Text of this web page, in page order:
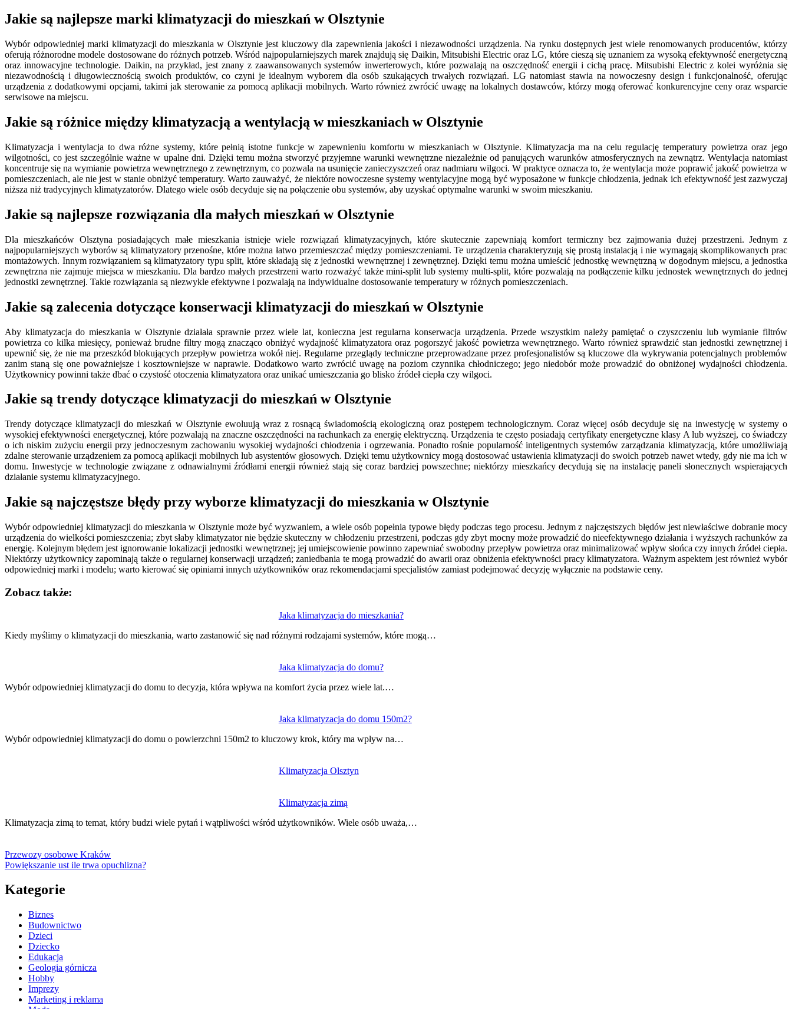
Jakie są najlepsze marki klimatyzacji do mieszkań w Olsztynie
Wybór odpowiedniej marki klimatyzacji do mieszkania w Olsztynie jest kluczowy dla zapewnienia jakości i niezawodności urządzenia. Na rynku dostępnych jest wiele renomowanych producentów, którzy
oferują różnorodne modele dostosowane do różnych potrzeb. Wśród najpopularniejszych marek znajdują się Daikin, Mitsubishi Electric oraz LG, które cieszą się uznaniem za wysoką efektywność energetyczną
oraz innowacyjne technologie. Daikin, na przykład, jest znany z zaawansowanych systemów inwerterowych, które pozwalają na oszczędność energii i cichą pracę. Mitsubishi Electric z kolei wyróżnia się
niezawodnością i długowiecznością swoich produktów, co czyni je idealnym wyborem dla osób szukających trwałych rozwiązań. LG natomiast stawia na nowoczesny design i funkcjonalność, oferując
urządzenia z dodatkowymi opcjami, takimi jak sterowanie za pomocą aplikacji mobilnych. Warto również zwrócić uwagę na lokalnych dostawców, którzy mogą oferować konkurencyjne ceny oraz wsparcie
serwisowe na miejscu.
Jakie są różnice między klimatyzacją a wentylacją w mieszkaniach w Olsztynie
Klimatyzacja i wentylacja to dwa różne systemy, które pełnią istotne funkcje w zapewnieniu komfortu w mieszkaniach w Olsztynie. Klimatyzacja ma na celu regulację temperatury powietrza oraz jego
wilgotności, co jest szczególnie ważne w upalne dni. Dzięki temu można stworzyć przyjemne warunki wewnętrzne niezależnie od panujących warunków atmosferycznych na zewnątrz. Wentylacja natomiast
koncentruje się na wymianie powietrza wewnętrznego z zewnętrznym, co pozwala na usunięcie zanieczyszczeń oraz nadmiaru wilgoci. W praktyce oznacza to, że wentylacja może poprawić jakość powietrza w
pomieszczeniach, ale nie jest w stanie obniżyć temperatury. Warto zauważyć, że niektóre nowoczesne systemy wentylacyjne mogą być wyposażone w funkcje chłodzenia, jednak ich efektywność jest zazwyczaj
niższa niż tradycyjnych klimatyzatorów. Dlatego wiele osób decyduje się na połączenie obu systemów, aby uzyskać optymalne warunki w swoim mieszkaniu.
Jakie są najlepsze rozwiązania dla małych mieszkań w Olsztynie
Dla mieszkańców Olsztyna posiadających małe mieszkania istnieje wiele rozwiązań klimatyzacyjnych, które skutecznie zapewniają komfort termiczny bez zajmowania dużej przestrzeni. Jednym z
najpopularniejszych wyborów są klimatyzatory przenośne, które można łatwo przemieszczać między pomieszczeniami. Te urządzenia charakteryzują się prostą instalacją i nie wymagają skomplikowanych prac
montażowych. Innym rozwiązaniem są klimatyzatory typu split, które składają się z jednostki wewnętrznej i zewnętrznej. Dzięki temu można umieścić jednostkę wewnętrzną w dogodnym miejscu, a jednostka
zewnętrzna nie zajmuje miejsca w mieszkaniu. Dla bardzo małych przestrzeni warto rozważyć także mini-split lub systemy multi-split, które pozwalają na podłączenie kilku jednostek wewnętrznych do jednej
jednostki zewnętrznej. Takie rozwiązania są niezwykle efektywne i pozwalają na indywidualne dostosowanie temperatury w różnych pomieszczeniach.
Jakie są zalecenia dotyczące konserwacji klimatyzacji do mieszkań w Olsztynie
Aby klimatyzacja do mieszkania w Olsztynie działała sprawnie przez wiele lat, konieczna jest regularna konserwacja urządzenia. Przede wszystkim należy pamiętać o czyszczeniu lub wymianie filtrów
powietrza co kilka miesięcy, ponieważ brudne filtry mogą znacząco obniżyć wydajność klimatyzatora oraz pogorszyć jakość powietrza wewnętrznego. Warto również sprawdzić stan jednostki zewnętrznej i
upewnić się, że nie ma przeszkód blokujących przepływ powietrza wokół niej. Regularne przeglądy techniczne przeprowadzane przez profesjonalistów są kluczowe dla wykrywania potencjalnych problemów
zanim staną się one poważniejsze i kosztowniejsze w naprawie. Dodatkowo warto zwrócić uwagę na poziom czynnika chłodniczego; jego niedobór może prowadzić do obniżonej wydajności chłodzenia.
Użytkownicy powinni także dbać o czystość otoczenia klimatyzatora oraz unikać umieszczania go blisko źródeł ciepła czy wilgoci.
Jakie są trendy dotyczące klimatyzacji do mieszkań w Olsztynie
Trendy dotyczące klimatyzacji do mieszkań w Olsztynie ewoluują wraz z rosnącą świadomością ekologiczną oraz postępem technologicznym. Coraz więcej osób decyduje się na inwestycję w systemy o
wysokiej efektywności energetycznej, które pozwalają na znaczne oszczędności na rachunkach za energię elektryczną. Urządzenia te często posiadają certyfikaty energetyczne klasy A lub wyższej, co świadczy
o ich niskim zużyciu energii przy jednoczesnym zachowaniu wysokiej wydajności chłodzenia i ogrzewania. Ponadto rośnie popularność inteligentnych systemów zarządzania klimatyzacją, które umożliwiają
zdalne sterowanie urządzeniem za pomocą aplikacji mobilnych lub asystentów głosowych. Dzięki temu użytkownicy mogą dostosować ustawienia klimatyzacji do swoich potrzeb nawet wtedy, gdy nie ma ich w
domu. Inwestycje w technologie związane z odnawialnymi źródłami energii również stają się coraz bardziej powszechne; niektórzy mieszkańcy decydują się na instalację paneli słonecznych wspierających
działanie systemu klimatyzacyjnego.
Jakie są najczęstsze błędy przy wyborze klimatyzacji do mieszkania w Olsztynie
Wybór odpowiedniej klimatyzacji do mieszkania w Olsztynie może być wyzwaniem, a wiele osób popełnia typowe błędy podczas tego procesu. Jednym z najczęstszych błędów jest niewłaściwe dobranie mocy
urządzenia do wielkości pomieszczenia; zbyt słaby klimatyzator nie będzie skuteczny w chłodzeniu przestrzeni, podczas gdy zbyt mocny może prowadzić do nieefektywnego działania i wyższych rachunków za
energię. Kolejnym błędem jest ignorowanie lokalizacji jednostki wewnętrznej; jej umiejscowienie powinno zapewniać swobodny przepływ powietrza oraz minimalizować wpływ słońca czy innych źródeł ciepła.
Niektórzy użytkownicy zapominają także o regularnej konserwacji urządzeń; zaniedbania te mogą prowadzić do awarii oraz obniżenia efektywności pracy klimatyzatora. Ważnym aspektem jest również wybór
odpowiedniej marki i modelu; warto kierować się opiniami innych użytkowników oraz rekomendacjami specjalistów zamiast podejmować decyzję wyłącznie na podstawie ceny.
Zobacz także:
Jaka klimatyzacja do mieszkania?
Kiedy myślimy o klimatyzacji do mieszkania, warto zastanowić się nad różnymi rodzajami systemów, które mogą…
Jaka klimatyzacja do domu?
Wybór odpowiedniej klimatyzacji do domu to decyzja, która wpływa na komfort życia przez wiele lat.…
Jaka klimatyzacja do domu 150m2?
Wybór odpowiedniej klimatyzacji do domu o powierzchni 150m2 to kluczowy krok, który ma wpływ na…
Klimatyzacja Olsztyn
Klimatyzacja zimą
Klimatyzacja zimą to temat, który budzi wiele pytań i wątpliwości wśród użytkowników. Wiele osób uważa,…
wpisu
Przewozy osobowe Kraków
Powiększanie ust ile trwa opuchlizna?
Kategorie
Biznes
Budownictwo
Dzieci
Dziecko
Edukacja
Geologia górnicza
Hobby
Imprezy
Marketing i reklama